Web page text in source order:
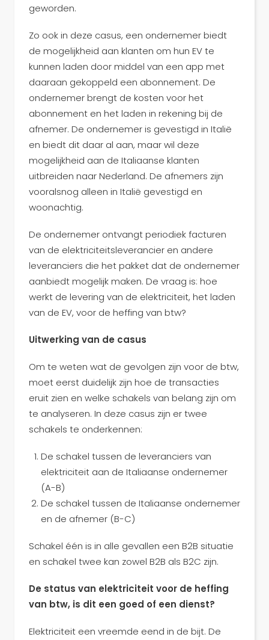
geworden.
Zo ook in deze casus, een ondernemer biedt
de mogelijkheid aan klanten om hun EV te
kunnen laden door middel van een app met
daaraan gekoppeld een abonnement. De
ondernemer brengt de kosten voor het
abonnement en het laden in rekening bij de
afnemer. De ondernemer is gevestigd in Italië
en biedt dit daar al aan, maar wil deze
mogelijkheid aan de Italiaanse klanten
uitbreiden naar Nederland. De afnemers zijn
vooralsnog alleen in Italië gevestigd en
woonachtig.
De ondernemer ontvangt periodiek facturen
van de elektriciteitsleverancier en andere
leveranciers die het pakket dat de ondernemer
aanbiedt mogelijk maken. De vraag is: hoe
werkt de levering van de elektriciteit, het laden
van de EV, voor de heffing van btw?
Uitwerking van de casus
Om te weten wat de gevolgen zijn voor de btw,
moet eerst duidelijk zijn hoe de transacties
eruit zien en welke schakels van belang zijn om
te analyseren. In deze casus zijn er twee
schakels te onderkennen:
De schakel tussen de leveranciers van
elektriciteit aan de Italiaanse ondernemer
(A-B)
De schakel tussen de Italiaanse ondernemer
en de afnemer (B-C)
Schakel één is in alle gevallen een B2B situatie
en schakel twee kan zowel B2B als B2C zijn.
De status van elektriciteit voor de heffing
van btw, is dit een goed of een dienst?
Elektriciteit een vreemde eend in de bijt. De